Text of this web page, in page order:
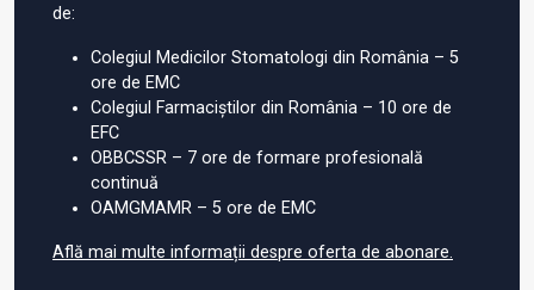
de:
Colegiul Medicilor Stomatologi din România – 5
ore de EMC
Colegiul Farmaciștilor din România – 10 ore de
EFC
OBBCSSR – 7 ore de formare profesională
continuă
OAMGMAMR – 5 ore de EMC
Află mai multe informații despre oferta de abonare.